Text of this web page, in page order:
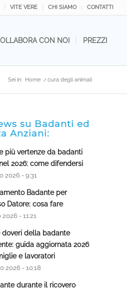
VITE VERE CHI SIAMO CONTATTI
CON NOI PREZZI
Sei in: Home / cura degli animali
su Badanti ed
Anziani:
più vertenze da badanti
2026: come difendersi
2026 - 9:31
Badante per
Datore: cosa fare
- 11:21
doveri della badante
guida aggiornata 2026
e lavoratori
2026 - 10:18
durante il ricovero